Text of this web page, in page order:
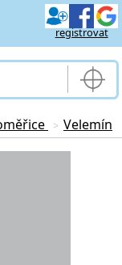
registrovat
> Velemín